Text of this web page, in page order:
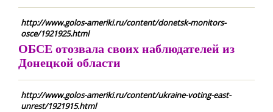
http://www.golos-ameriki.ru/content/donetsk-monitors-
osce/1921925.html
ОБСЕ отозвала своих наблюдателей из
Донецкой области
http://www.golos-ameriki.ru/content/ukraine-voting-east-
unrest/1921915.html